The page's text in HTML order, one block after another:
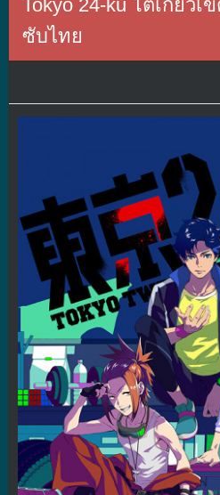
Tokyo 24-ku โตเกียวเ
ซับไทย